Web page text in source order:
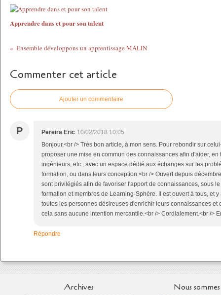
Apprendre dans et pour son talent
Ensemble développons un apprentissage MALIN
Commenter cet article
Ajouter un commentaire
P Pereira Eric 10/02/2018 10:05
Bonjour,<br /> Très bon article, à mon sens. Pour rebondir sur
proposer une mise en commun des connaissances afin d'aider, en
ingénieurs, etc., avec un espace dédié aux échanges sur les
formation, ou dans leurs conception.<br /> Ouvert depuis
sont privilégiés afin de favoriser l'apport de connaissances, sous
formation et membres de Learning-Sphère. Il est ouvert à tous, et
toutes les personnes désireuses d'enrichir leurs connaissances et
cela sans aucune intention mercantile.<br /> Cordialement.<br />
Répondre
Archives Nous